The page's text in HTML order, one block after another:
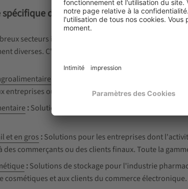
dans six secteurs de marché
secteurs industriels soient confrontés aux
diverses. C'est pourquoi SSI SCHÄFER s'est
Solutions de stockage automatisé
entreprises ou via des canaux de commerce
:Solutions de stockage et de préparation de
et en gros :Solutions pour les entreprises dont
des commerçants ou des clients finaux. Toute la
:Solutions de stockage pour l'industrie
cosmétiques et aux clients du commerce électronique.